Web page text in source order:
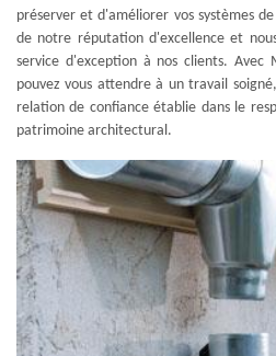
préserver et d'améliorer vos systèmes
de notre réputation d'excellence et
service d'exception à nos clients. Avec
pouvez vous attendre à un travail
relation de confiance établie dans le
patrimoine architectural.